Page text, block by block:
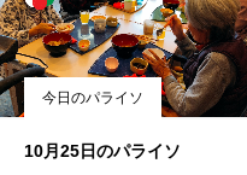
今日のパライソ
10月25日のパライソ